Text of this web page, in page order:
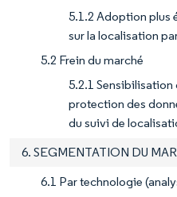
5.1.2 Adoption plus
sur la localisation
5.2 Frein du marché
5.2.1 Sensibilisation
protection des
du suivi de
6. SEGMENTATION DU
6.1 Par technologie